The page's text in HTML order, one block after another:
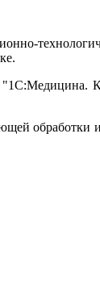
обработки